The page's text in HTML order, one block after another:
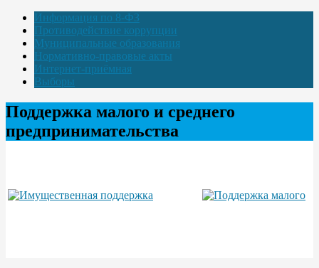
Информация по 8-ФЗ
Противодействие коррупции
Муниципальные образования
Нормативно-правовые акты
Интернет-приёмная
Выборы
Поддержка малого и среднего
предпринимательства